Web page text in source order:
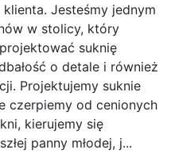
Jesteśmy jednym
w stolicy, który
suknię
o detale i również
Projektujemy suknie
czerpiemy od cenionych
kierujemy się
panny młodej, j...